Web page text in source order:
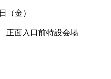
（金）
面入口前特設会場